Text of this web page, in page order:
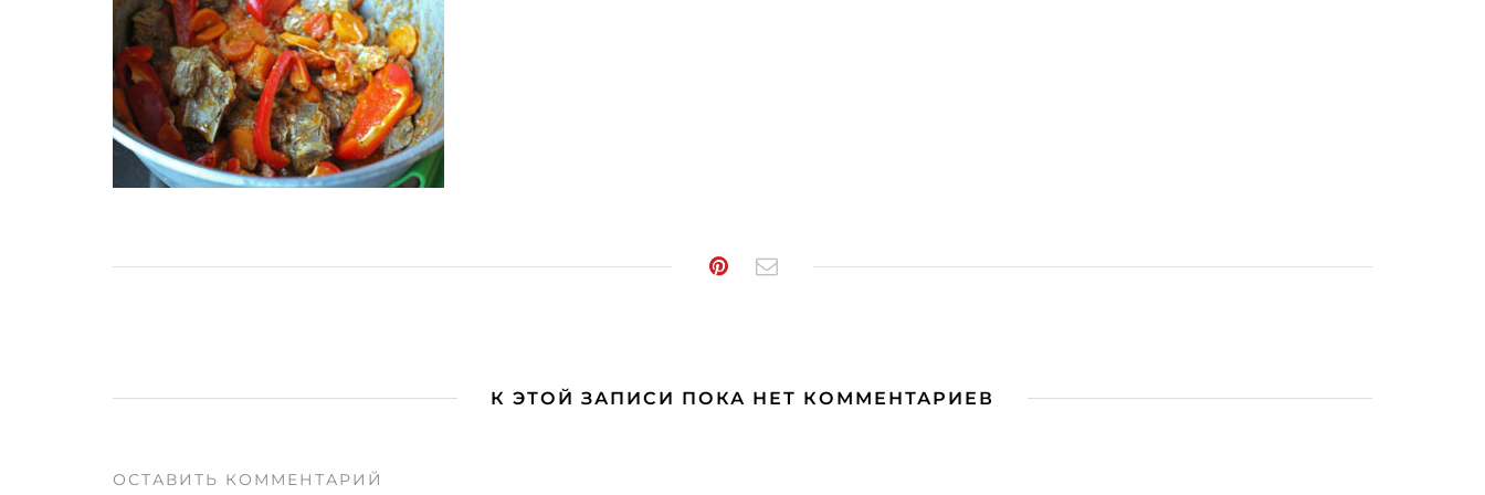
К ЭТОЙ ЗАПИСИ ПОКА НЕТ КОММЕНТАРИЕВ
ОСТАВИТЬ КОММЕНТАРИЙ